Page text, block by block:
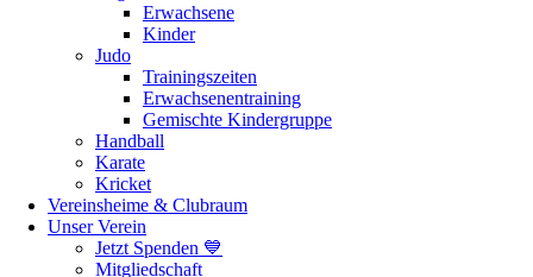
Erwachsene
Kinder
Judo
Trainingszeiten
Erwachsenentraining
Gemischte Kindergruppe
Handball
Karate
Kricket
Vereinsheime & Clubraum
Unser Verein
Jetzt Spenden 💙
Mitgliedschaft